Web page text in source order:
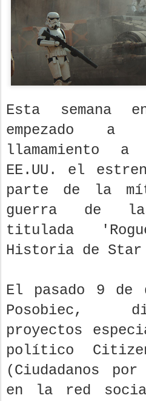
Esta semana
empezado
llamamiento
EE.UU. el
parte de la
guerra de
titulada
Historia de Star
El pasado 9 de
Posobiec,
proyectos
político
(Ciudadanos
en la red